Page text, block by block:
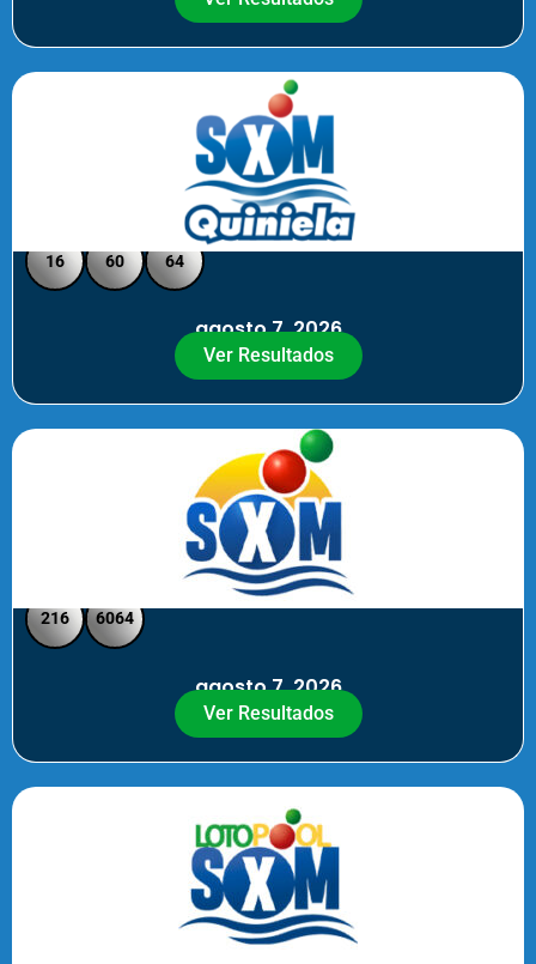
Quiniela SXM - Noche
16 60 64
agosto 7, 2026
Ver Resultados
SXM Noche - Pick 3 Pick 4
216 6064
agosto 7, 2026
Ver Resultados
Loto Pool SXM Noche